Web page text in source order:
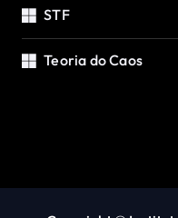
STF
Teoria do Caos